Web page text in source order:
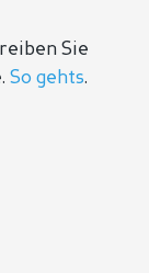
Sie
So gehts.